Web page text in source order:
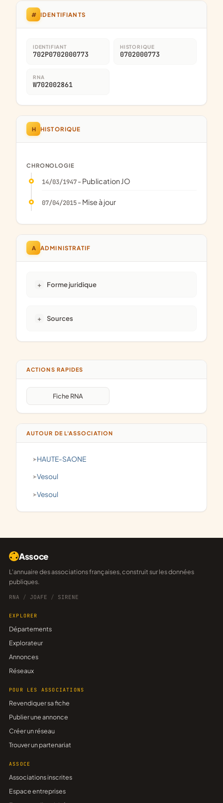
# IDENTIFIANTS
IDENTIFIANT
702P0702000773
HISTORIQUE
0702000773
RNA
W702002861
H HISTORIQUE
CHRONOLOGIE
14/03/1947- Publication JO
07/04/2015- Mise à jour
A ADMINISTRATIF
Forme juridique
Sources
ACTIONS RAPIDES
Fiche RNA
AUTOUR DE L'ASSOCIATION
HAUTE-SAONE
Vesoul
Vesoul
Assoce
L'annuaire des associations françaises, construit sur les données
publiques.
RNA / JOAFE / SIRENE
EXPLORER
Départements
Explorateur
Annonces
Réseaux
POUR LES ASSOCIATIONS
Revendiquer sa fiche
Publier une annonce
Créer un réseau
Trouver un partenariat
ASSOCE
Associations inscrites
Espace entreprises